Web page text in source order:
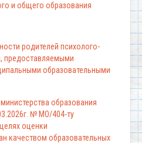
и общего образования
родителей психолого-
предоставляемыми
образовательными
образования
№ МО/404-ту
оценки
качеством образовательных